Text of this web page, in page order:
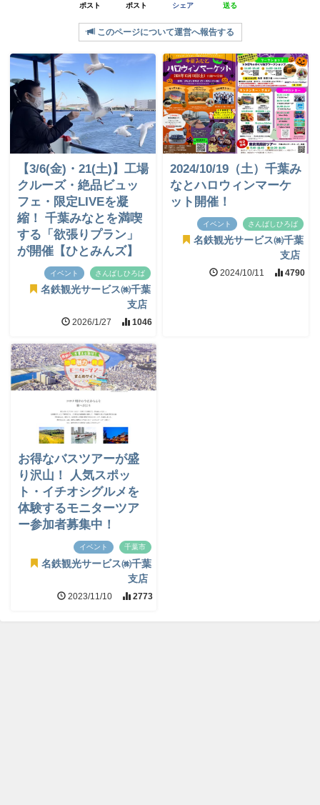
ポスト ポスト シェア 送る
このページについて運営へ報告する
【3/6(金)・21(土)】工場
クルーズ・絶品ビュッ
フェ・限定LIVEを凝
縮！ 千葉みなとを満喫
する「欲張りプラン」
が開催【ひとみんズ】
イベント さんばしひろば
名鉄観光サービス㈱千葉
支店
2026/1/27 1046
2024/10/19（土）千葉み
なとハロウィンマーケ
ット開催！
イベント さんばしひろば
名鉄観光サービス㈱千葉
支店
2024/10/11 4790
お得なバスツアーが盛
り沢山！ 人気スポッ
ト・イチオシグルメを
体験するモニターツア
ー参加者募集中！
イベント 千葉市
名鉄観光サービス㈱千葉
支店
2023/11/10 2773